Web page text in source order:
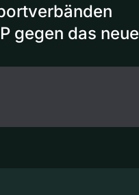
gegen das neue